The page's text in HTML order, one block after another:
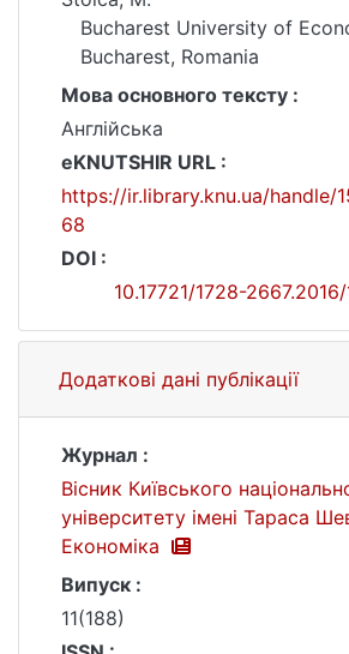
Bucharest University of
Bucharest, Romania
Мова основного тексту :
Англійська
eKNUTSHIR URL :
https://ir.library.knu.ua/handle/
68
DOI :
10.17721/1728-
Додаткові дані публікації
Журнал :
Вісник Київського
університету імені Тараса
Економіка
Випуск :
11(188)